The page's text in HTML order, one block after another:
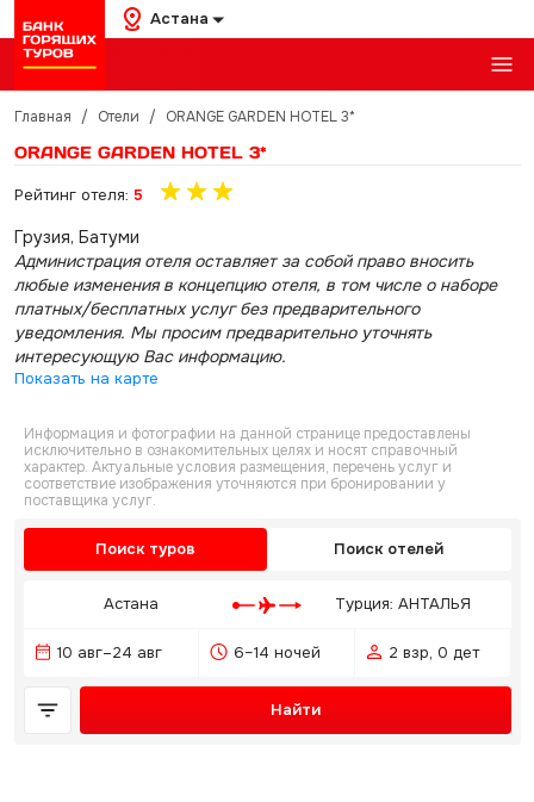
Астана
Главная / Отели / ORANGE GARDEN HOTEL 3*
ORANGE GARDEN HOTEL 3*
Рейтинг отеля: 5
Грузия, Батуми
Администрация отеля оставляет за собой право вносить
любые изменения в концепцию отеля, в том числе о наборе
платных/бесплатных услуг без предварительного
уведомления. Мы просим предварительно уточнять
интересующую Вас информацию.
Показать на карте
Информация и фотографии на данной странице предоставлены
исключительно в ознакомительных целях и носят справочный
характер. Актуальные условия размещения, перечень услуг и
соответствие изображения уточняются при бронировании у
поставщика услуг.
Поиск туров Поиск отелей
Астана Турция: АНТАЛЬЯ
10 авг–24 авг 6–14 ночей 2 взр, 0 дет
Найти